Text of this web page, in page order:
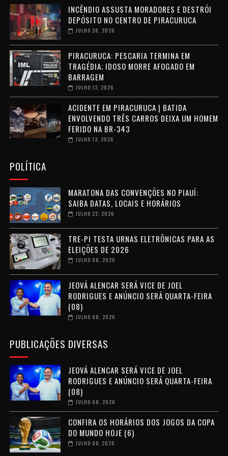
INCÊNDIO ASSUSTA MORADORES E DESTRÓI
DEPÓSITO NO CENTRO DE PIRACURUCA
JULHO 28, 2026
PIRACURUCA: PESCARIA TERMINA EM
TRAGÉDIA; IDOSO MORRE AFOGADO EM
BARRAGEM
JULHO 13, 2026
ACIDENTE EM PIRACURUCA | BATIDA
ENVOLVENDO TRÊS CARROS DEIXA UM HOMEM
FERIDO NA BR-343
JULHO 13, 2026
POLÍTICA
MARATONA DAS CONVENÇÕES NO PIAUÍ:
SAIBA DATAS, LOCAIS E HORÁRIOS
JULHO 22, 2026
TRE-PI TESTA URNAS ELETRÔNICAS PARA AS
ELEIÇÕES DE 2026
JULHO 08, 2026
JEOVÁ ALENCAR SERÁ VICE DE JOEL
RODRIGUES E ANÚNCIO SERÁ QUARTA-FEIRA
(08)
JULHO 08, 2026
PUBLICAÇÕES DIVERSAS
JEOVÁ ALENCAR SERÁ VICE DE JOEL
RODRIGUES E ANÚNCIO SERÁ QUARTA-FEIRA
(08)
JULHO 08, 2026
CONFIRA OS HORÁRIOS DOS JOGOS DA COPA
DO MUNDO HOJE (6)
JULHO 06, 2026